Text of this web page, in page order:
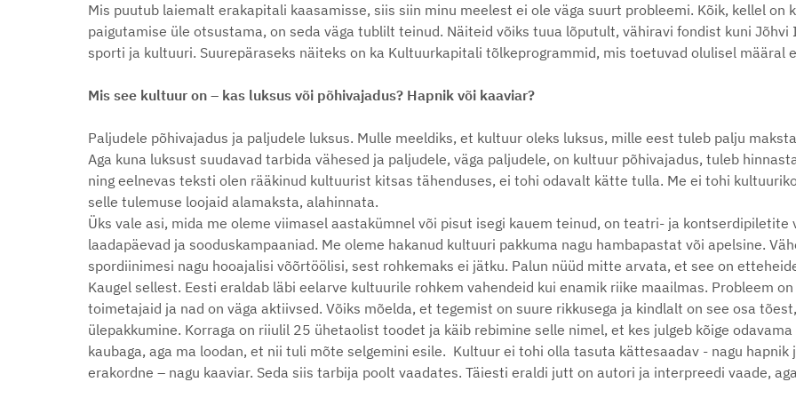
Mis puutub laiemalt erakapitali kaasamisse, siis siin minu meelest ei ole väga suurt probleemi. Kõik, kellel on
paigutamise üle otsustama, on seda väga tublilt teinud. Näiteid võiks tuua lõputult, vähiravi fondist kuni Jõhvi
sporti ja kultuuri. Suurepäraseks näiteks on ka Kultuurkapitali tõlkeprogrammid, mis toetuvad olulisel määral
Mis see kultuur on – kas luksus või põhivajadus? Hapnik või kaaviar?
Paljudele põhivajadus ja paljudele luksus. Mulle meeldiks, et kultuur oleks luksus, mille eest tuleb palju
Aga kuna luksust suudavad tarbida vähesed ja paljudele, väga paljudele, on kultuur põhivajadus, tuleb
ning eelnevas teksti olen rääkinud kultuurist kitsas tähenduses, ei tohi odavalt kätte tulla. Me ei tohi
selle tulemuse loojaid alamaksta, alahinnata.
Üks vale asi, mida me oleme viimasel aastakümnel või pisut isegi kauem teinud, on teatri- ja
laadapäevad ja sooduskampaaniad. Me oleme hakanud kultuuri pakkuma nagu hambapastat või apelsine.
spordiinimesi nagu hooajalisi võõrtöölisi, sest rohkemaks ei jätku. Palun nüüd mitte arvata, et see on
Kaugel sellest. Eesti eraldab läbi eelarve kultuurile rohkem vahendeid kui enamik riike maailmas. Probleem
toimetajaid ja nad on väga aktiivsed. Võiks mõelda, et tegemist on suure rikkusega ja kindlalt on see osa
ülepakkumine. Korraga on riiulil 25 ühetaolist toodet ja käib rebimine selle nimel, et kes julgeb kõige
kaubaga, aga ma loodan, et nii tuli mõte selgemini esile. Kultuur ei tohi olla tasuta kättesaadav - nagu
erakordne – nagu kaaviar. Seda siis tarbija poolt vaadates. Täiesti eraldi jutt on autori ja interpreedi vaade,